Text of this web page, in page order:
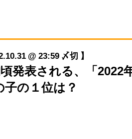
@ 23:59 〆切 】
頃発表される、「2022
の１位は？